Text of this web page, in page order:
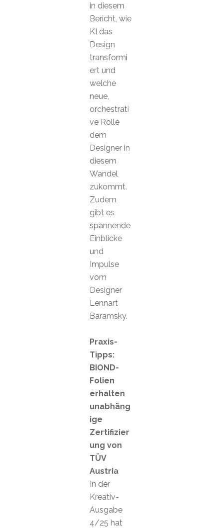
in diesem
Bericht, wie
KI das
Design
transformi
ert und
welche
neue,
orchestrati
ve Rolle
dem
Designer in
diesem
Wandel
zukommt.
Zudem
gibt es
spannende
Einblicke
und
Impulse
vom
Designer
Lennart
Baramsky.
Praxis-
Tipps:
BIOND-
Folien
erhalten
unabhäng
ige
Zertifizier
ung von
TÜV
Austria
In der
Kreativ-
Ausgabe
4/25 hat